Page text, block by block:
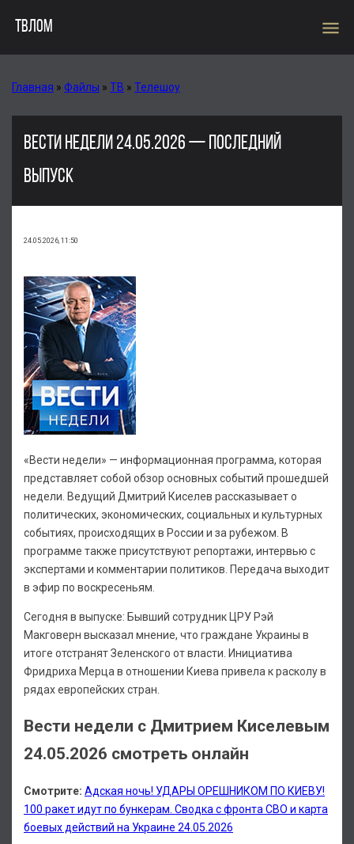
ТВЛОМ menu
Главная » Файлы » ТВ » Телешоу
ВЕСТИ НЕДЕЛИ 24.05.2026 — ПОСЛЕДНИЙ
ВЫПУСК
24.05.2026, 11:50
«Вести недели» — информационная программа, которая
представляет собой обзор основных событий прошедшей
недели. Ведущий Дмитрий Киселев рассказывает о
политических, экономических, социальных и культурных
событиях, происходящих в России и за рубежом. В
программе также присутствуют репортажи, интервью с
экспертами и комментарии политиков. Передача выходит
в эфир по воскресеньям.
Сегодня в выпуске: Бывший сотрудник ЦРУ Рэй
Макговерн высказал мнение, что граждане Украины в
итоге отстранят Зеленского от власти. Инициатива
Фридриха Мерца в отношении Киева привела к расколу в
рядах европейских стран.
Вести недели с Дмитрием Киселевым
24.05.2026 смотреть онлайн
Смотрите: Адская ночь! УДАРЫ ОРЕШНИКОМ ПО КИЕВУ!
100 ракет идут по бункерам. Сводка с фронта СВО и карта
боевых действий на Украине 24.05.2026